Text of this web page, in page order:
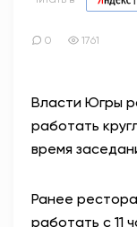
0 1761
Власти Югры
работать
время
Ранее
работать с 11